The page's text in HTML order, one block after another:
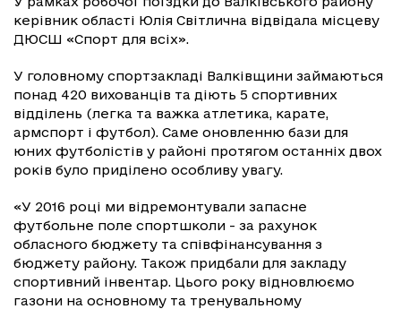
керівник області Юлія Світлична відвідала місцеву
ДЮСШ «Спорт для всіх».
У головному спортзакладі Валківщини займаються
понад 420 вихованців та діють 5 спортивних
відділень (легка та важка атлетика, карате,
армспорт і футбол). Саме оновленню бази для
юних футболістів у районі протягом останніх двох
років було приділено особливу увагу.
«У 2016 році ми відремонтували запасне
футбольне поле спортшколи - за рахунок
обласного бюджету та співфінансування з
бюджету району. Також придбали для закладу
спортивний інвентар. Цього року відновлюємо
газони на основному та тренувальному